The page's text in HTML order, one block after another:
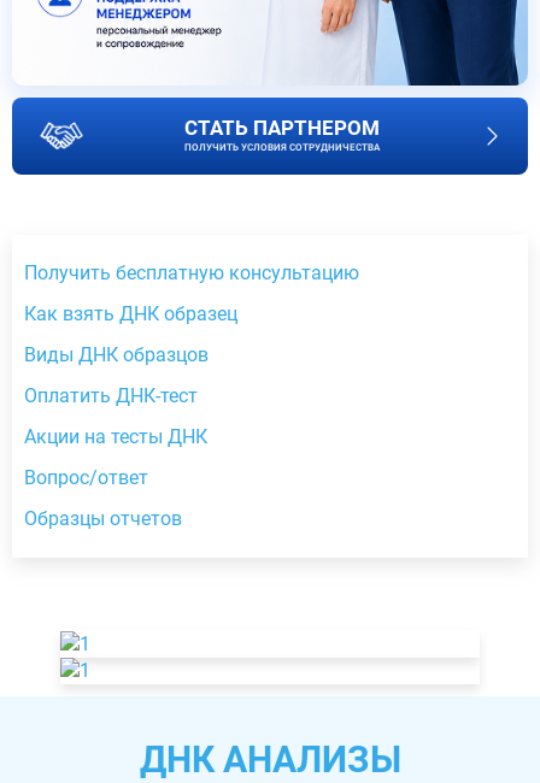
СТАТЬ ПАРТНЕРОМ
ПОЛУЧИТЬ УСЛОВИЯ СОТРУДНИЧЕСТВА
Получить бесплатную консультацию
Как взять ДНК образец
Виды ДНК образцов
Оплатить ДНК-тест
Акции на тесты ДНК
Вопрос/ответ
Образцы отчетов
ДНК АНАЛИЗЫ